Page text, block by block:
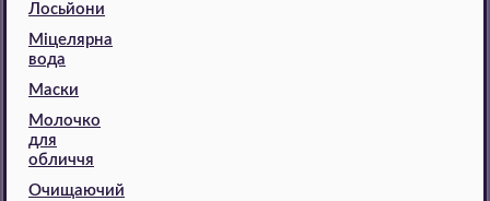
Лосьйони
Міцелярна
вода
Маски
Молочко
для
обличчя
Очищаючий